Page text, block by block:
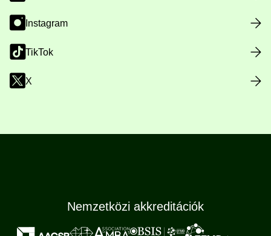
Instagram
TikTok
X
Nemzetközi akkreditációk